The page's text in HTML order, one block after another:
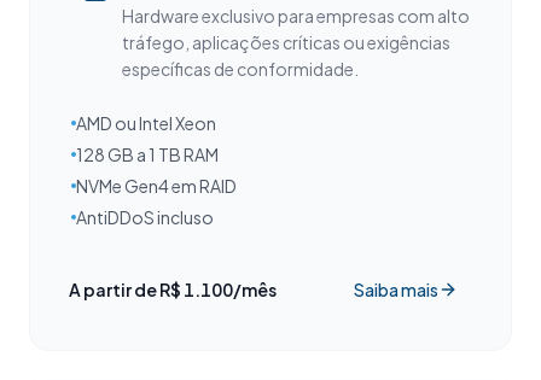
Hardware exclusivo para empresas com alto
tráfego, aplicações críticas ou exigências
específicas de conformidade.
AMD ou Intel Xeon
128 GB a 1 TB RAM
NVMe Gen4 em RAID
AntiDDoS incluso
A partir de R$ 1.100/mês Saiba mais